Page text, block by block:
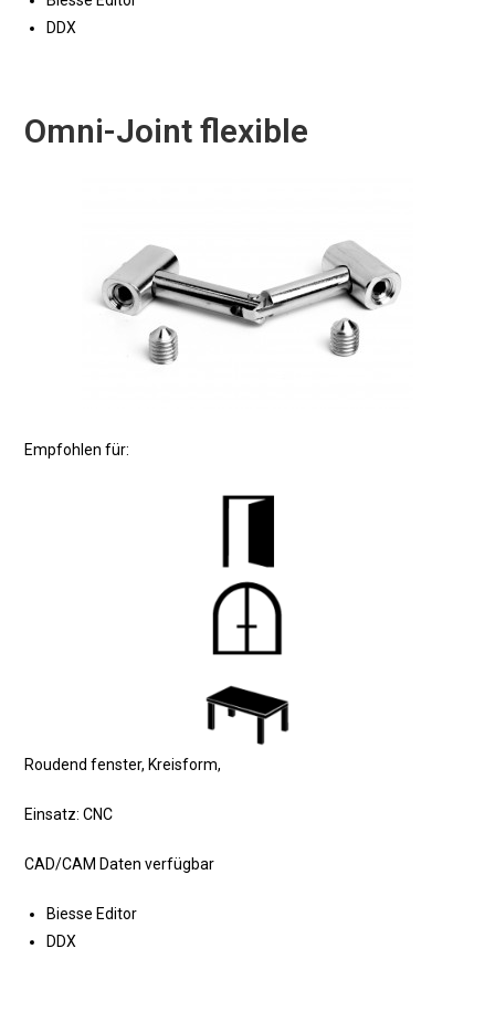
DDX
Omni-Joint flexible
Empfohlen für:
Roudend fenster, Kreisform,
Einsatz: CNC
CAD/CAM Daten verfügbar
Biesse Editor
DDX